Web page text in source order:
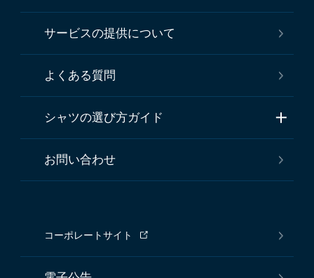
サービスの提供について
よくある質問
シャツの選び方ガイド
お問い合わせ
コーポレートサイト